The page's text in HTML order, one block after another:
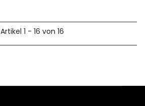
Artikel 1 - 16 von 16